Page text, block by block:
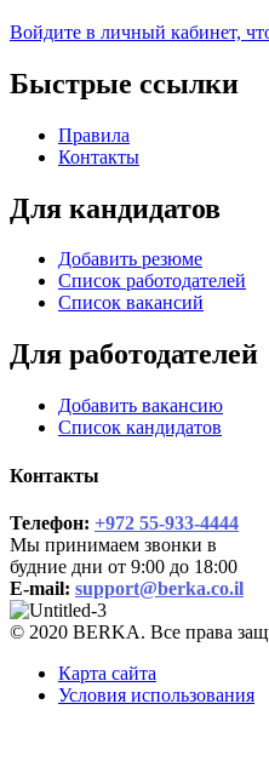
Войдите в личный кабинет,
Быстрые ссылки
Правила
Контакты
Для кандидатов
Добавить резюме
Список работодателей
Список вакансий
Для работодателей
Добавить вакансию
Список кандидатов
Контакты
Телефон: +972 55-933-4444
Мы принимаем звонки в
будние дни от 9:00 до 18:00
E-mail: support@berka.co.il
© 2020 BERKA. Все права
Карта сайта
Условия использования